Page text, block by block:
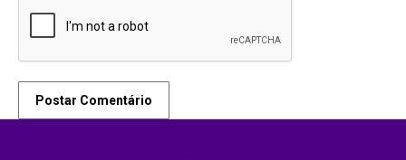
Postar Comentário